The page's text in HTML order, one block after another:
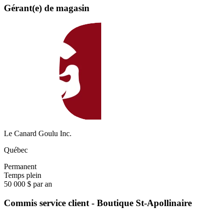
Gérant(e) de magasin
Le Canard Goulu Inc.
Québec
Permanent
Temps plein
50 000 $ par an
Commis service client - Boutique St-Apollinaire